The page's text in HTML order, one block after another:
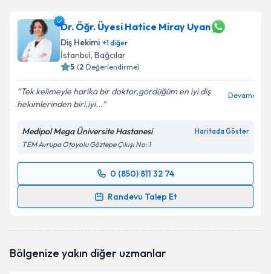
takvim hazırlandığında e-posta ile bilgilendireceğiz.
E-posta Adresiniz
Kişisel verilerimin işlenmesine ilişkin
kapsamda işlenmesini kabul ediyorum.
Takvim Talebini Gönder
Dr. Öğr. Üyesi Hatice Miray Uyan
Diş Hekimi +1diğer
İstanbul, Bağcılar
5 (2 Değerlendirme)
Tek kelimeyle harika bir doktor,gördüğüm en iyi diş
hekimlerinden biri,iyi...
Devamı
Medipol Mega Üniversite Hastanesi Haritada Göster
TEM Avrupa Otoyolu Göztepe Çıkışı No: 1
0 (850) 811 32 74
Randevu Talep Et
Randevu Takvimi Talebi
takvimi talebi oluşturun. Size bu uzmandan randevu
bilgilendireceğiz.
Bölgenize yakın diğer uzmanlar